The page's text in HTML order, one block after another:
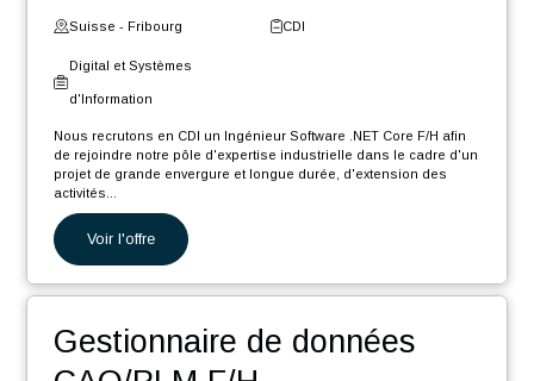
Nos autres offres
Ingénieur Software .NET